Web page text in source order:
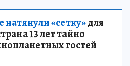
«сетку»для
13 лет тайно
гостей